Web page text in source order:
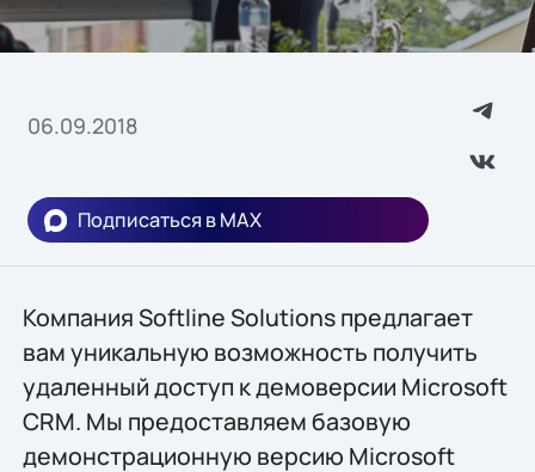
06.09.2018
Подписаться в MAX
Компания Softline Solutions предлагает
вам уникальную возможность получить
удаленный доступ к демоверсии Microsoft
CRM. Мы предоставляем базовую
демонстрационную версию Microsoft